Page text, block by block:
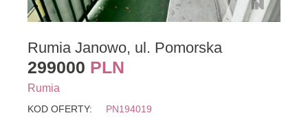
Rumia Janowo, ul. Pomorska
299000 PLN
Rumia
KOD OFERTY: PN194019